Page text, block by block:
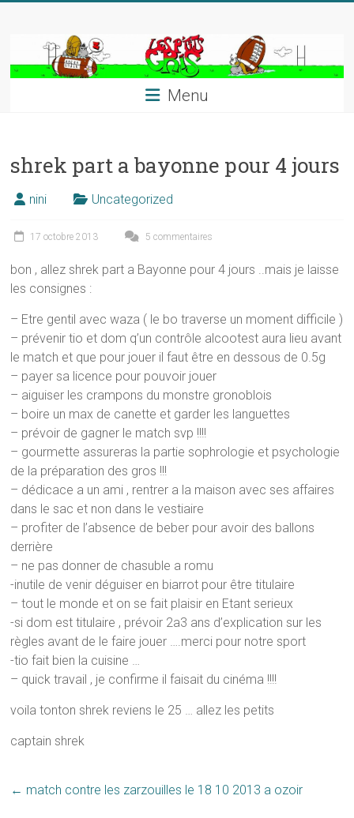
Menu
shrek part a bayonne pour 4 jours
nini Uncategorized
17 octobre 2013 5 commentaires
bon , allez shrek part a Bayonne pour 4 jours ..mais je laisse
les consignes :
– Etre gentil avec waza ( le bo traverse un moment difficile )
– prévenir tio et dom q’un contrôle alcootest aura lieu avant
le match et que pour jouer il faut être en dessous de 0.5g
– payer sa licence pour pouvoir jouer
– aiguiser les crampons du monstre gronoblois
– boire un max de canette et garder les languettes
– prévoir de gagner le match svp !!!!
– gourmette assureras la partie sophrologie et psychologie
de la préparation des gros !!!
– dédicace a un ami , rentrer a la maison avec ses affaires
dans le sac et non dans le vestiaire
– profiter de l’absence de beber pour avoir des ballons
derrière
– ne pas donner de chasuble a romu
-inutile de venir déguiser en biarrot pour être titulaire
– tout le monde et on se fait plaisir en Etant serieux
-si dom est titulaire , prévoir 2a3 ans d’explication sur les
règles avant de le faire jouer ….merci pour notre sport
-tio fait bien la cuisine …
– quick travail , je confirme il faisait du cinéma !!!!
voila tonton shrek reviens le 25 … allez les petits
captain shrek
← match contre les zarzouilles le 18 10 2013 a ozoir